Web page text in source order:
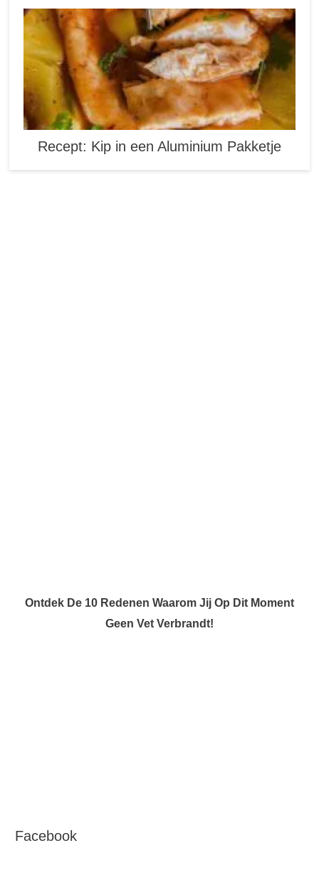
Recept: Kip in een Aluminium Pakketje
Ontdek De 10 Redenen Waarom Jij Op Dit Moment
Geen Vet Verbrandt!
Facebook